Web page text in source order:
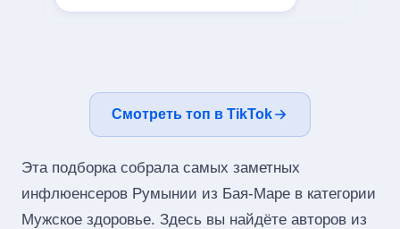
Смотреть топ в TikTok
Эта подборка собрала самых заметных
инфлюенсеров Румынии из Бая-Маре в категории
Мужское здоровье. Здесь вы найдёте авторов из